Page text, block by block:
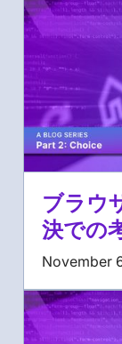
ブラウ
決での
November